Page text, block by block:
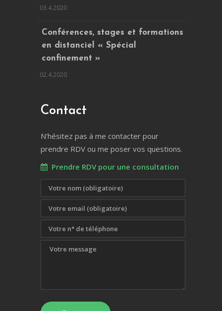
03.4.2020
Conférences, stages et formations
en distanciel « Spécial
confinement »
02.4.2020
Contact
N'hésitez pas à me contacter pour
prendre RDV ou me poser vos questions.
Prendre RDV pour une consultation